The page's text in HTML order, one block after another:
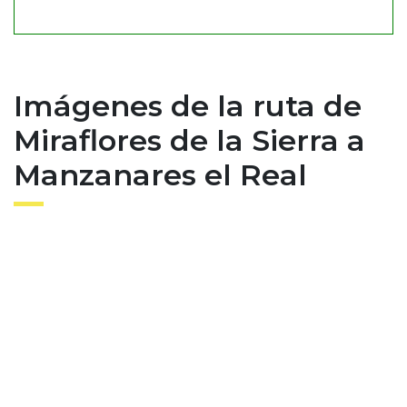
Imágenes de la ruta de
Miraflores de la Sierra a
Manzanares el Real